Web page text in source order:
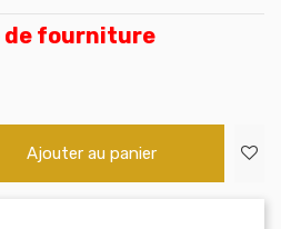
de fourniture
Ajouter au panier